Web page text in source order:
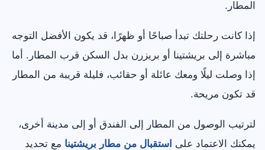
المطار.
إذا كانت رحلتك تبدأ صباحًا أو ظهرًا، قد يكون الأفضل التوجه
مباشرة إلى بريشتينا أو بريزرن بدل السكن قرب المطار. أما
إذا وصلت ليلًا ومعك عائلة أو حقائب، فليلة قريبة من المطار
قد تكون مريحة.
لترتيب الوصول من المطار إلى الفندق أو إلى مدينة أخرى،
يمكنك الاعتماد على استقبال من مطار بريشتينا مع تحديد